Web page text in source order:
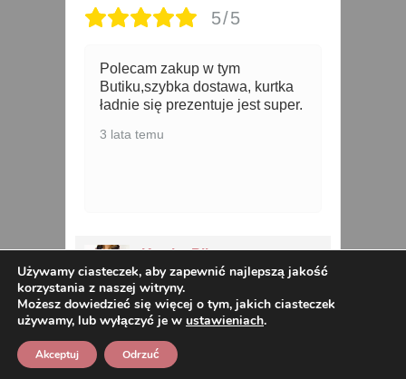
5/5
Polecam zakup w tym
Butiku,szybka dostawa, kurtka
ładnie się prezentuje jest super.
3 lata temu
Kurtka Pikowana
Przejściowa CAMILA od 42
do 52 kawowa
Używamy ciasteczek, aby zapewnić najlepszą jakość
korzystania z naszej witryny.
Możesz dowiedzieć się więcej o tym, jakich ciasteczek
używamy, lub wyłączyć je w ustawieniach.
Akceptuj Odrzuć